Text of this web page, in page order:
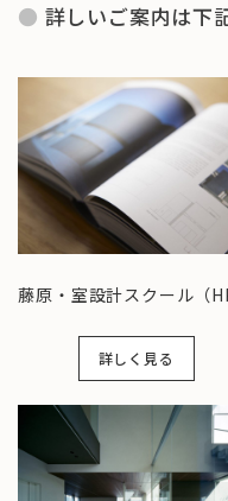
詳しいご案内は下
藤原・室設計スクール（
詳しく見る